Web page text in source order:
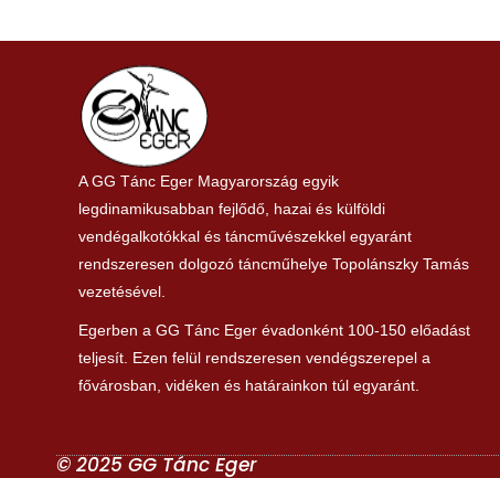
A GG Tánc Eger Magyarország egyik
legdinamikusabban fejlődő, hazai és külföldi
vendégalkotókkal és táncművészekkel egyaránt
rendszeresen dolgozó táncműhelye Topolánszky Tamás
vezetésével.
Egerben a GG Tánc Eger évadonként 100-150 előadást
teljesít. Ezen felül rendszeresen vendégszerepel a
fővárosban, vidéken és határainkon túl egyaránt.
© 2025 GG Tánc Eger